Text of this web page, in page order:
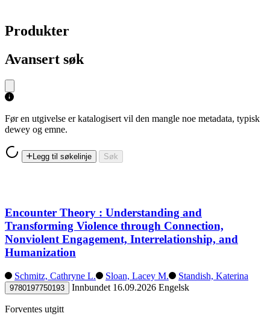
Produkter
Avansert søk
Før en utgivelse er katalogisert vil den mangle noe metadata, typisk
dewey og emne.
Legg til søkelinje Søk
Encounter Theory : Understanding and
Transforming Violence through Connection,
Nonviolent Engagement, Interrelationship, and
Humanization
Schmitz, Cathryne L. Sloan, Lacey M. Standish, Katerina
9780197750193 Innbundet 16.09.2026 Engelsk
Forventes utgitt